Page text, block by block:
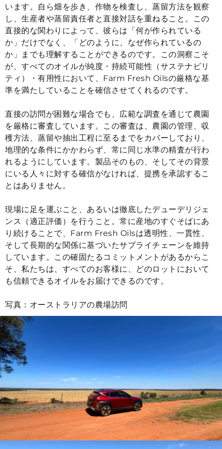
います。自ら畑を歩き、作物を検査し、蒸留方法を観察
し、生産者や蒸留責任者と直接対話を重ねること。この
直接的な関わりによって、彼らは「何が作られている
か」だけでなく、「どのように、なぜ作られているの
か」までも理解することができるのです。この洞察こそ
が、すべてのオイルが純度・持続可能性（サステナビリ
ティ）・有用性において、Farm Fresh Oilsの厳格な基
準を満たしていることを確信させてくれるのです。
直接の訪問が困難な場合でも、広範な調査を通じて農園
を厳格に審査しています。この審査は、農園の管理、収
穫方法、蒸留や抽出工程に至るまでをカバーしており、
地理的な条件にかかわらず、常に同じ水準の精査が行わ
れるようにしています。製品そのもの、そしてその背景
にいる人々に対する確信がなければ、提携を承認するこ
とはありません。
現場に足を運ぶこと、あるいは徹底したデューデリジェ
ンス（適正評価）を行うこと。常に産地のすぐそばにあ
り続けることで、Farm Fresh Oilsは透明性、一貫性、
そして長期的な関係に基づいたサプライチェーンを維持
しています。この確固たるコミットメントがあるからこ
そ、私たちは、すべてのお客様に、どのロットにおいて
も信頼できるオイルをお届けできるのです。
写真：オーストラリアの農場訪問